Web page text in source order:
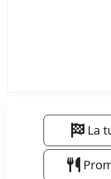
La